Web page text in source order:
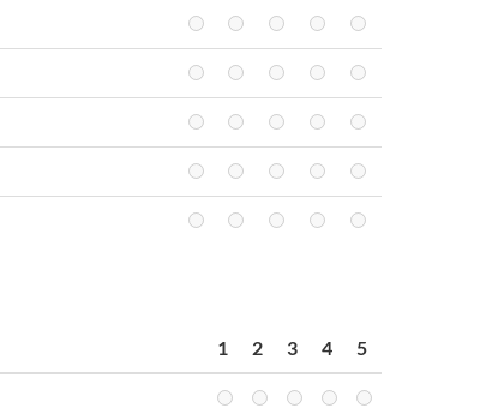
1 2 3 4 5